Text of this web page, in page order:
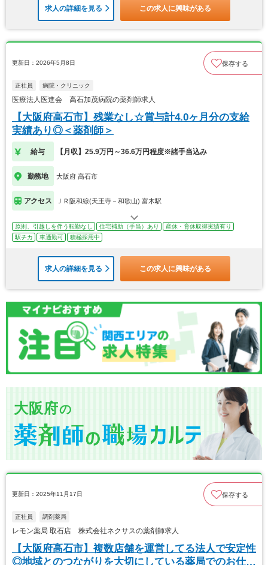
求人の詳細を見る この求人に興味がある
更新日：2026年5月8日 保存する
正社員 病院・クリニック
医療法人医進会 高石加茂病院の薬剤師求人
【大阪府高石市】残業なし☆賞与計4.0ヶ月分の支給
実績あり◎＜薬剤師＞
給与 【月収】25.9万円～36.6万円程度※諸手当込み
勤務地 大阪府 高石市
アクセス ＪＲ阪和線(天王寺－和歌山) 富木駅
原則、引越しを伴う転勤なし 住宅補助（手当）あり
産休・育休取得実績有り
駅チカ
車通勤可 積極採用中
求人の詳細を見る この求人に興味がある
大阪府の
更新日：2025年11月17日 保存する
正社員 調剤薬局
レモン薬局 取石店 株式会社ネクサスの薬剤師求人
【大阪府高石市】複数店舗を運営してる法人で安定性
◎地域とのつながりを大切にしている薬局でのお仕事